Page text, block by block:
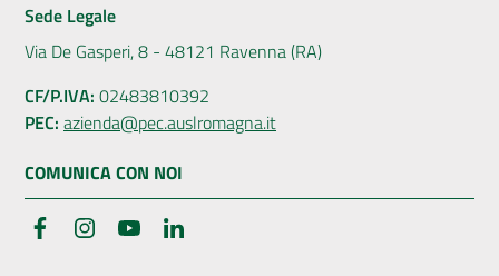
Sede Legale
Via De Gasperi, 8 - 48121 Ravenna (RA)
CF/P.IVA: 02483810392
PEC: azienda@pec.auslromagna.it
COMUNICA CON NOI
FacebookInstagramYouTube